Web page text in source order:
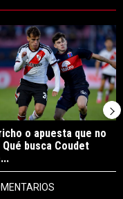
dijo Coudet sobre los
de tendencia con el
o apuesta que no
Qué busca Coudet